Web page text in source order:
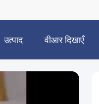
उत्पाद वीआर दिखाएँ